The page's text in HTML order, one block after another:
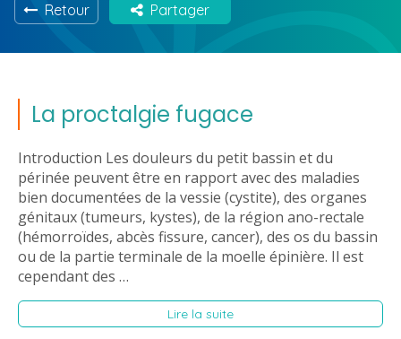
Retour Partager
La proctalgie fugace
Introduction Les douleurs du petit bassin et du
périnée peuvent être en rapport avec des maladies
bien documentées de la vessie (cystite), des organes
génitaux (tumeurs, kystes), de la région ano-rectale
(hémorroïdes, abcès fissure, cancer), des os du bassin
ou de la partie terminale de la moelle épinière. Il est
cependant des …
Lire la suite